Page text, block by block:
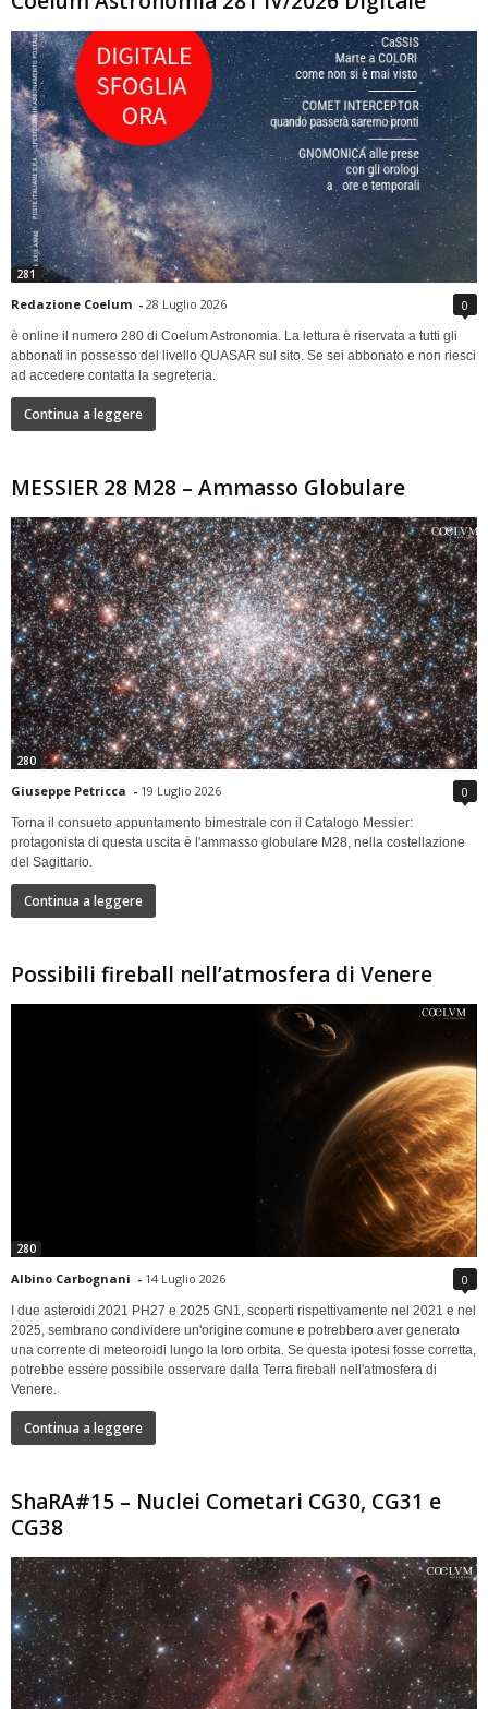
281
Redazione Coelum - 28 Luglio 2026 0
è online il numero 280 di Coelum Astronomia. La lettura è riservata a tutti gli
abbonati in possesso del livello QUASAR sul sito. Se sei abbonato e non riesci
ad accedere contatta la segreteria.
Continua a leggere
MESSIER 28 M28 – Ammasso Globulare
280
Giuseppe Petricca - 19 Luglio 2026 0
Torna il consueto appuntamento bimestrale con il Catalogo Messier:
protagonista di questa uscita è l'ammasso globulare M28, nella costellazione
del Sagittario.
Continua a leggere
Possibili fireball nell’atmosfera di Venere
280
Albino Carbognani - 14 Luglio 2026 0
I due asteroidi 2021 PH27 e 2025 GN1, scoperti rispettivamente nel 2021 e nel
2025, sembrano condividere un'origine comune e potrebbero aver generato
una corrente di meteoroidi lungo la loro orbita. Se questa ipotesi fosse corretta,
potrebbe essere possibile osservare dalla Terra fireball nell'atmosfera di
Venere.
Continua a leggere
ShaRA#15 – Nuclei Cometari CG30, CG31 e
CG38